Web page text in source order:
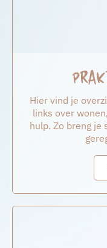
Hier vind je
links over
hulp. Zo breng